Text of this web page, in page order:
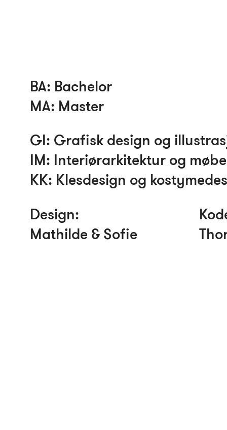
BA: Bachelor
MA: Master
GI: Grafisk design og
IM: Interiørarkitektur og
KK: Klesdesign og
Design:
Mathilde & Sofie